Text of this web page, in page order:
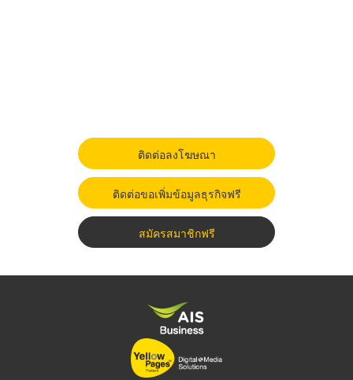
ติดต่อลงโฆษณา
ติดต่อขอเพิ่มข้อมูลธุรกิจฟรี
สมัครสมาชิกฟรี